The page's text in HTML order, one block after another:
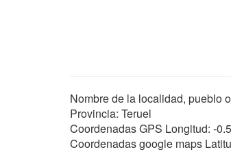
Nombre de la localidad, pueblo
Provincia: Teruel
Coordenadas GPS Longitud: -
Coordenadas google maps